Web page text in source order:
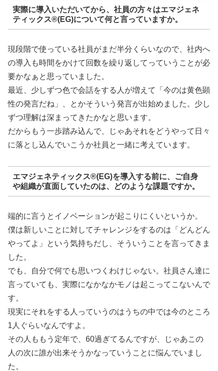
実際に導入いただいてから、社員の方々はエマジェネ
ティックス®(EG)について何と言っていますか。
現段階で使っている社員がまだ半分くらいなので、社内へ
の導入も時間をかけて回数を繰り返してっていうことが必
要かなぁと思っていました。
最近、少しずつ色で会話をする人が増えて「今のは黄色顕
性の発言だね」、とかそういう発言が出始めました。少し
ずつ理解は深まってきたかなと思います。
だからもう一歩踏み込んで、じゃあそれをどうやって日々
に落とし込んでいこうか社員と一緒に考えています。
エマジェネティックス®(EG)を導入する前に、ご自身
や組織が直面していたのは、どのような課題ですか。
端的に言うとイノベーションが起こりにくいというか。
僕は新しいことに対してチャレンジをするのは「どんどん
やってよ」という気持ちだし、そういうことを言ってきま
した。
でも、自分で何でも思いつくわけじゃない。社員さん達に
言っていても、実際になかなかモノは起こってこないんで
す。
現実にそれをする人っていうのはうちの中では今のところ
1人ぐらいなんですよ。
その人ももう定年で、60過ぎてるんですが、じゃあこの
人の次に誰が出来そうかなっていうことに悩んでいまし
た。